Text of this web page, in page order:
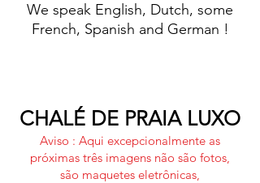
We speak English, Dutch, some
French, Spanish and German !
CHALÉ DE PRAIA LUXO
Aviso : Aqui excepcionalmente as
próximas três imagens não são fotos,
são maquetes eletrônicas,